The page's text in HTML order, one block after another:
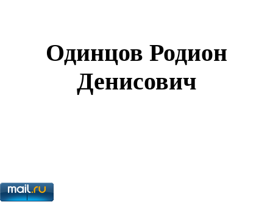
Одинцов Родион
Денисович